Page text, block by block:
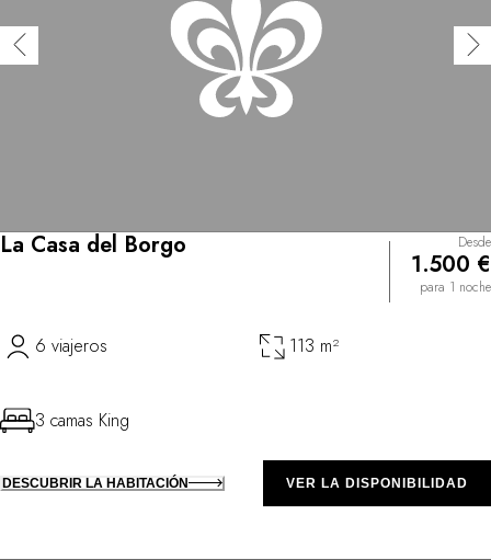
La Casa del Borgo Desde
1.500 €
para 1 noche
6 viajeros 113 m²
3 camas King
DESCUBRIR LA HABITACIÓN VER LA DISPONIBILIDAD